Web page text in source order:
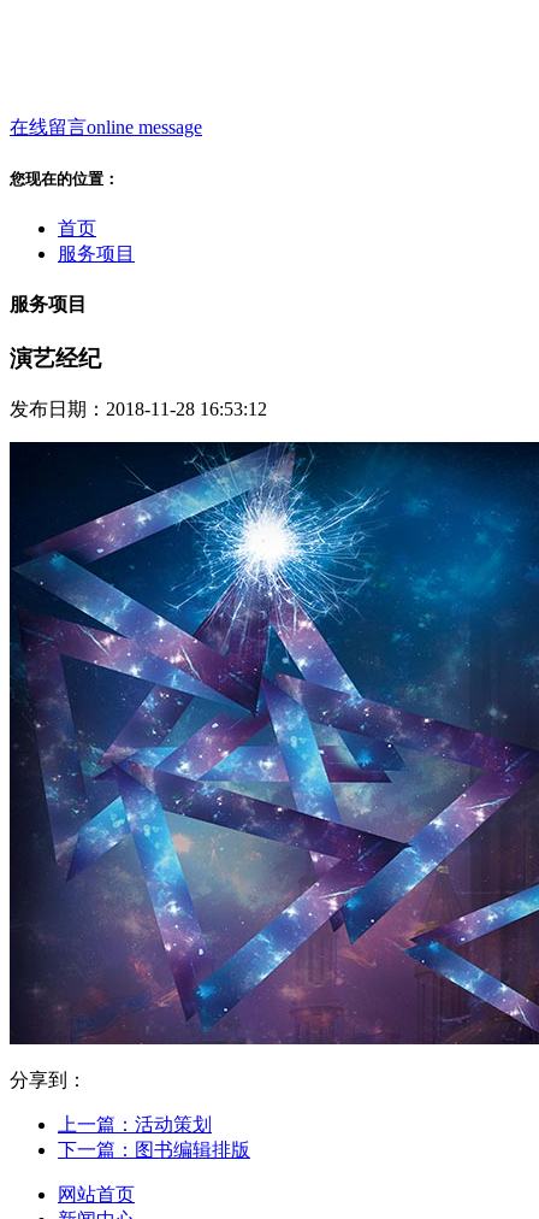
在线留言online message
您现在的位置：
首页
服务项目
服务项目
演艺经纪
发布日期：2018-11-28 16:53:12
分享到：
上一篇：活动策划
下一篇：图书编辑排版
网站首页